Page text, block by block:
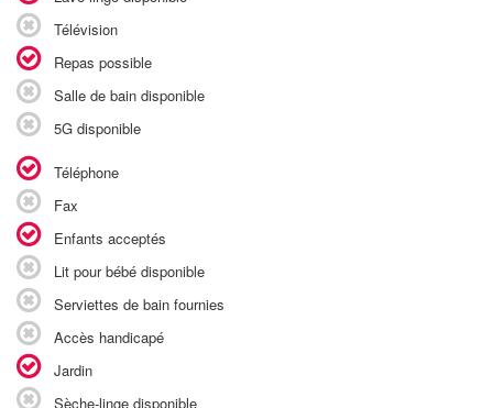
Télévision
Repas possible
Salle de bain disponible
5G disponible
Téléphone
Fax
Enfants acceptés
Lit pour bébé disponible
Serviettes de bain fournies
Accès handicapé
Jardin
Sèche-linge disponible